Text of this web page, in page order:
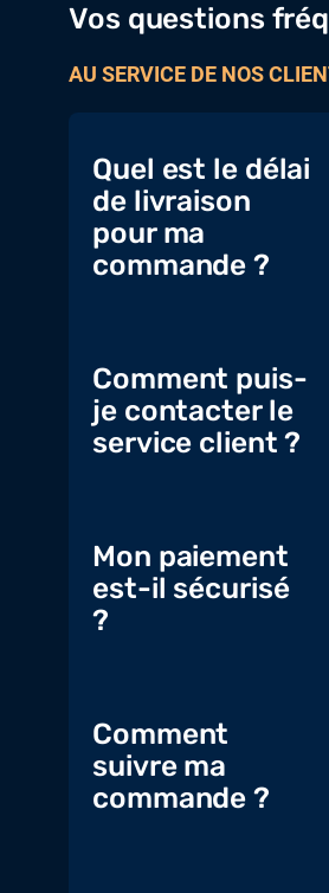
Vos questions
AU SERVICE DE NOS
Quel est le délai
de livraison
pour ma
commande ?
Comment puis-
je contacter le
service client ?
Mon paiement
est-il sécurisé
?
Comment
suivre ma
commande ?